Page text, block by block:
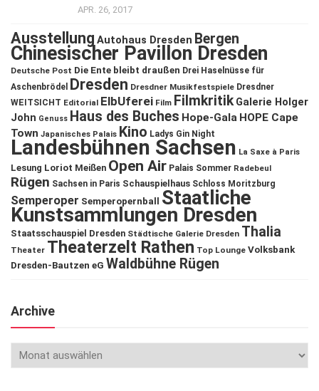
APR. 26, 2017
Ausstellung Autohaus Dresden Bergen
Chinesischer Pavillon Dresden
Deutsche Post Die Ente bleibt draußen Drei Haselnüsse für
Aschenbrödel
Dresden Dresdner Musikfestspiele Dresdner
WEITSICHT Editorial ElbUferei Film Filmkritik Galerie Holger
John Genuss Haus des Buches Hope-Gala HOPE Cape
Town Japanisches Palais Kino Ladys Gin Night
Landesbühnen Sachsen La Saxe à Paris
Lesung Loriot Meißen Open Air Palais Sommer Radebeul
Rügen Sachsen in Paris Schauspielhaus Schloss Moritzburg
Semperoper Semperopernball Staatliche
Kunstsammlungen Dresden
Staatsschauspiel Dresden Städtische Galerie Dresden Thalia
Theater Theaterzelt Rathen Top Lounge Volksbank
Dresden-Bautzen eG Waldbühne Rügen
Archive